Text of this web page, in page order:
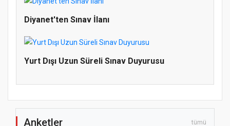
Diyanet'ten Sınav İlanı
Yurt Dışı Uzun Süreli Sınav Duyurusu
Anketler tümü